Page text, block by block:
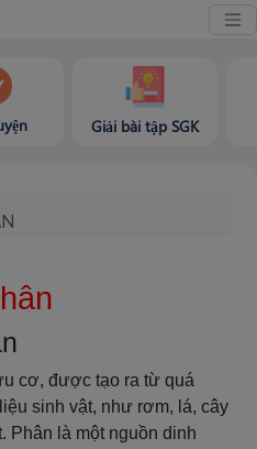
Giải bài tập SGK
cơ, được tạo ra từ quá
sinh vật, như rơm, lá, cây
Phân là một nguồn dinh